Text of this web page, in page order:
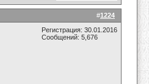
#1224
Регистрация: 30.01.2016
Сообщений: 5,676